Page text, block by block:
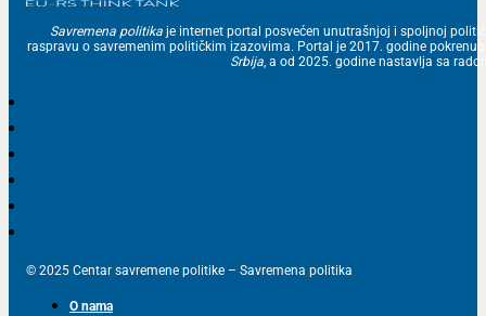
Savremena politika je internet portal posvećen unutrašnjoj i spoljnoj
raspravu o savremenim političkim izazovima. Portal je 2017. godine
Srbija, a od 2025. godine nastavlja sa
© 2025 Centar savremene politike – Savremena politika
O nama